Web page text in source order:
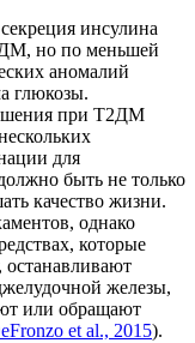
инсулина
но по меньшей
аномалий
глюкозы.
при Т2ДМ
для
быть не только
качество жизни.
однако
которые
останавливают
железы,
или обращают
et al., 2015).